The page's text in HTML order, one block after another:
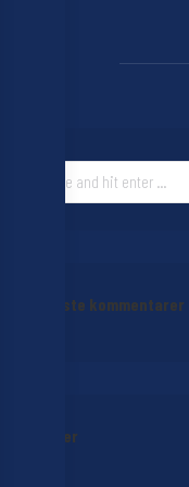
Search:
Seneste kommentarer
Arkiver